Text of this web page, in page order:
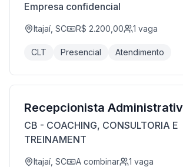
Empresa confidencial
Itajaí, SC R$ 2.200,00 1 vaga
CLT Presencial Atendimento
Recepcionista
CB - COACHING, CONSULTORIA E
TREINAMENT
Itajaí, SC A combinar 1 vaga